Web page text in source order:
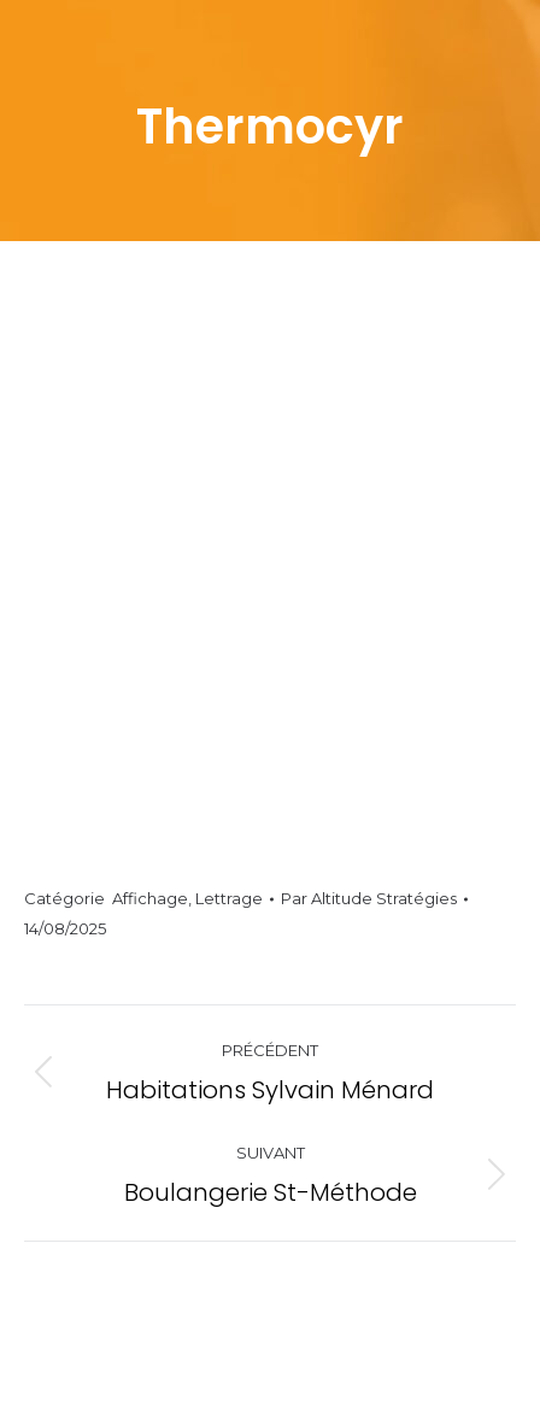
Thermocyr
Catégorie Affichage Lettrage ParAltitude Stratégies
14/08/2025
Navigation
de
commentaire
PRÉCÉDENT
Onglet
Habitations Sylvain Ménard
SUIVANT
Projets
Boulangerie St-Méthode